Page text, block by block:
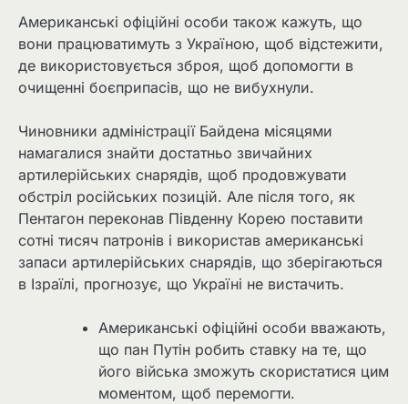
Американські офіційні особи також кажуть, що
вони працюватимуть з Україною, щоб відстежити,
де використовується зброя, щоб допомогти в
очищенні боєприпасів, що не вибухнули.
Чиновники адміністрації Байдена місяцями
намагалися знайти достатньо звичайних
артилерійських снарядів, щоб продовжувати
обстріл російських позицій. Але після того, як
Пентагон переконав Південну Корею поставити
сотні тисяч патронів і використав американські
запаси артилерійських снарядів, що зберігаються
в Ізраїлі, прогнозує, що Україні не вистачить.
Американські офіційні особи вважають,
що пан Путін робить ставку на те, що
його війська зможуть скористатися цим
моментом, щоб перемогти.